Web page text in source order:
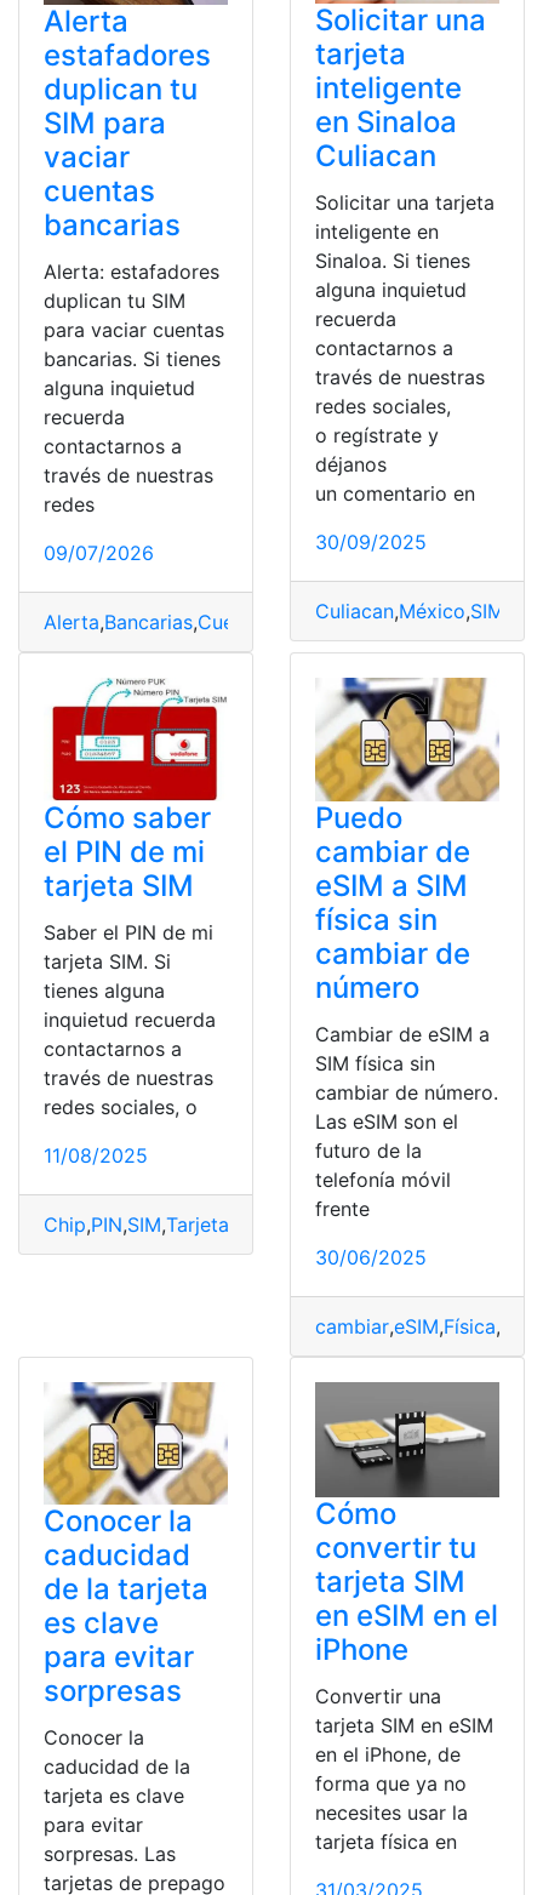
Alerta
estafadores
duplican tu
SIM para
vaciar
cuentas
bancarias
Alerta: estafadores
duplican tu SIM
para vaciar cuentas
bancarias. Si tienes
alguna inquietud
recuerda
contactarnos a
través de nuestras
redes
09/07/2026
Alerta,Bancarias,Cuentas duplican,estafadores,SIM
Solicitar una
tarjeta
inteligente
en Sinaloa
Culiacan
Solicitar una tarjeta
inteligente en
Sinaloa. Si tienes
alguna inquietud
recuerda
contactarnos a
través de nuestras
redes sociales,
o regístrate y
déjanos
un comentario en
30/09/2025
Culiacan,México,SIM
Cómo saber
el PIN de mi
tarjeta SIM
Saber el PIN de mi
tarjeta SIM. Si
tienes alguna
inquietud recuerda
contactarnos a
través de nuestras
redes sociales, o
11/08/2025
Chip,PIN,SIM,Tarjeta
Puedo
cambiar de
eSIM a SIM
física sin
cambiar de
número
Cambiar de eSIM a
SIM física sin
cambiar de número.
Las eSIM son el
futuro de la
telefonía móvil
frente
30/06/2025
cambiar,eSIM,Física,
Conocer la
caducidad
de la tarjeta
es clave
para evitar
sorpresas
Conocer la
caducidad de la
tarjeta es clave
para evitar
sorpresas. Las
tarjetas de prepago
Cómo
convertir tu
tarjeta SIM
en eSIM en el
iPhone
Convertir una
tarjeta SIM en eSIM
en el iPhone, de
forma que ya no
necesites usar la
tarjeta física en
31/03/2025